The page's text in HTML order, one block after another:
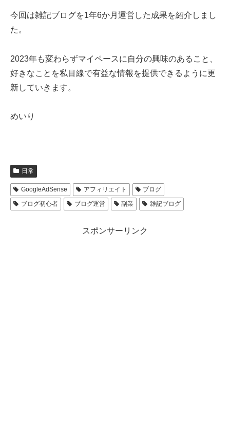
今回は雑記ブログを1年6か月運営した成果を紹介しまし
た。
2023年も変わらずマイペースに自分の興味のあること、
好きなことを私目線で有益な情報を提供できるように更
新していきます。
めいり
日常
GoogleAdSense アフィリエイト
ブログ
ブログ初心者
ブログ運営 副業 雑記ブログ
スポンサーリンク